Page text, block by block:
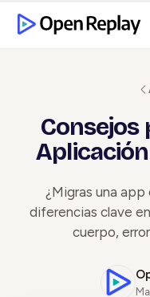
Consejos
¿Migras una app
diferencias clave
cuerpo,